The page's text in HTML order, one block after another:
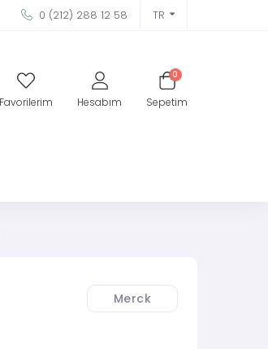
0 (212) 288 12 58 TR
Favorilerim Hesabım
0
Sepetim
Merck